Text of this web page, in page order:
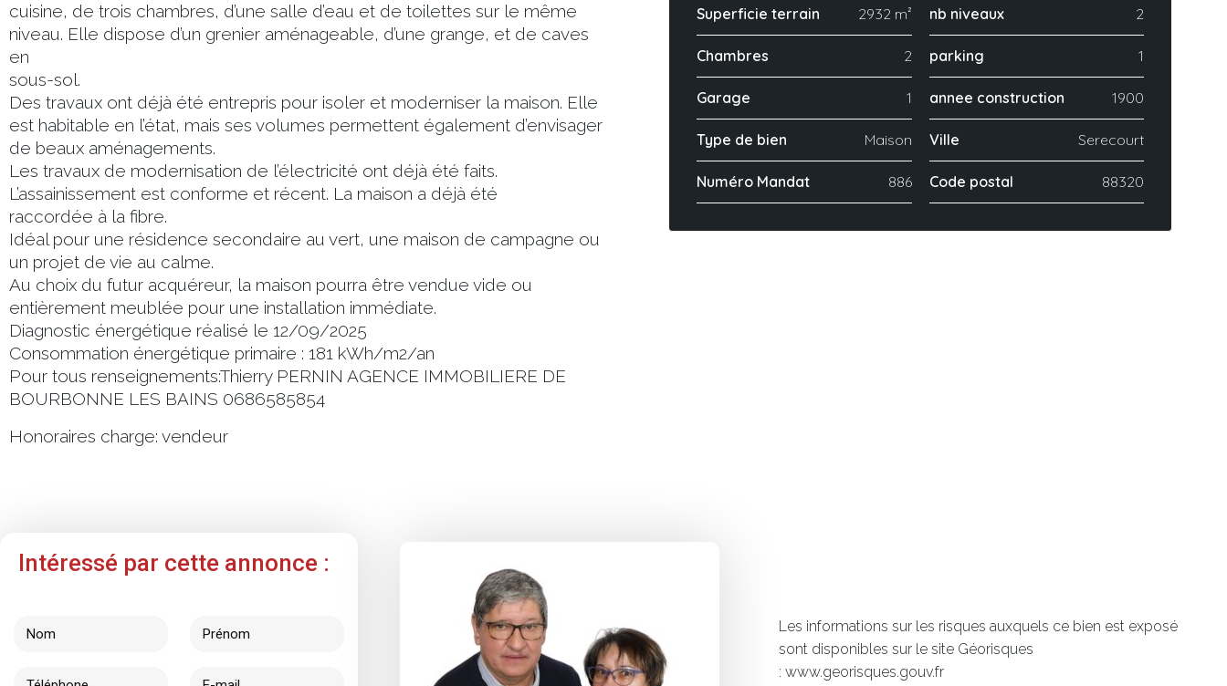
cuisine, de trois chambres, d’une salle d’eau et de toilettes sur le même
niveau. Elle dispose d’un grenier aménageable, d’une grange, et de caves
en
sous-sol.
Des travaux ont déjà été entrepris pour isoler et moderniser la maison. Elle
est habitable en l’état, mais ses volumes permettent également d’envisager
de beaux aménagements.
Les travaux de modernisation de l’électricité ont déjà été faits.
L’assainissement est conforme et récent. La maison a déjà été
raccordée à la fibre.
Idéal pour une résidence secondaire au vert, une maison de campagne ou
un projet de vie au calme.
Au choix du futur acquéreur, la maison pourra être vendue vide ou
entièrement meublée pour une installation immédiate.
Diagnostic énergétique réalisé le 12/09/2025
Consommation énergétique primaire : 181 kWh/m2/an
Pour tous renseignements:Thierry PERNIN AGENCE IMMOBILIERE DE
BOURBONNE LES BAINS 0686585854
Honoraires charge: vendeur
Superficie terrain 2932 m²
Chambres 2
Garage 1
Type de bien Maison
Numéro Mandat 886
nb niveaux 2
parking 1
annee construction 1900
Ville Serecourt
Code postal 88320
Intéressé par cette annonce :
Les informations sur les risques auxquels ce bien est exposé
sont disponibles sur le site Géorisques
: www.georisques.gouv.fr